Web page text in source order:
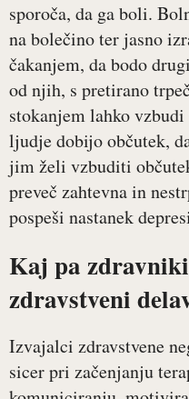
sporoča, da ga boli.
na bolečino ter jasno
čakanjem, da bodo
od njih, s pretirano
stokanjem lahko
ljudje dobijo občutek,
jim želi vzbuditi
preveč zahtevna in
pospeši nastanek
Kaj pa
zdravstveni
Izvajalci zdravstvene
sicer pri začenjanju